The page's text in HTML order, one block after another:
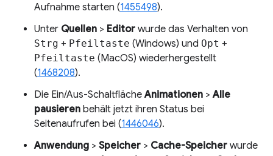
Aufnahme starten (1455498).
Unter Quellen > Editor wurde das Verhalten von
Strg + Pfeiltaste (Windows) und Opt +
Pfeiltaste (MacOS) wiederhergestellt
(1468208).
Die Ein/Aus-SchaltflächeAnimationen >Alle
pausieren behält jetzt ihren Status bei
Seitenaufrufen bei (1446046).
Anwendung > Speicher > Cache-Speicher wurde